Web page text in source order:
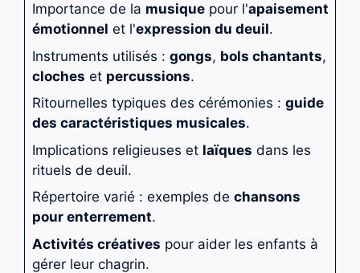
Importance de la musiquepour l'apaisement
émotionnel et l'expression du deuil.
Instruments utilisés : gongs, bols chantants,
cloches et percussions.
Ritournelles typiques des cérémonies : guide
des caractéristiques musicales.
Implications religieuses et laïques dans les
rituels de deuil.
Répertoire varié : exemples de chansons
pour enterrement.
Activités créatives pour aider les enfants à
gérer leur chagrin.